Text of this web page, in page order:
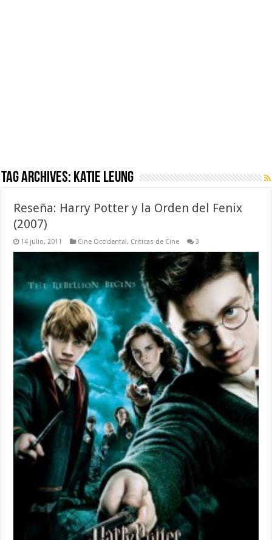
Tag Archives: Katie Leung
Reseña: Harry Potter y la Orden del Fenix
(2007)
14 julio, 2011 Cine Occidental, Criticas de Cine 3